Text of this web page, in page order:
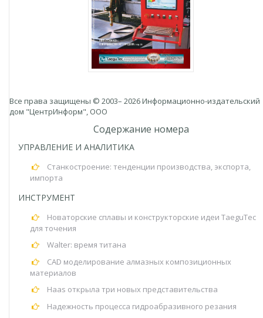
Все права защищены © 2003– 2026 Информационно-издательский
дом "ЦентрИнформ", ООО
Содержание номера
УПРАВЛЕНИЕ И АНАЛИТИКА
Станкостроение: тенденции производства, экспорта,
импорта
ИНСТРУМЕНТ
Новаторские сплавы и конструкторские идеи TaeguTec
для точения
Walter: время титана
CAD моделирование алмазных композиционных
материалов
Haas открыла три новых представительства
Надежность процесса гидроабразивного резания